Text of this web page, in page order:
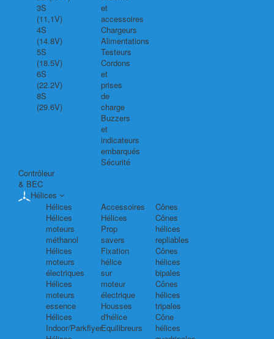
3S
(11,1V)
4S
(14.8V)
5S
(18.5V)
6S
(22.2V)
8S
(29.6V)
et
accessoires
Chargeurs
Alimentations
Testeurs
Cordons
et
prises
de
charge
Buzzers
et
indicateurs
embarqués
Sécurité
Contrôleur
& BEC
Hélices
Hélices
Hélices
moteurs
méthanol
Hélices
moteurs
électriques
Hélices
moteurs
essence
Hélices
Indoor/Parkflyer
Accessoires
Hélices
Prop
savers
Fixation
hélice
sur
moteur
électrique
Housses
d'hélice
Equilibreurs
Cônes
Cônes
hélices
repliables
Cônes
hélices
bipales
Cônes
hélices
tripales
Cône
hélices